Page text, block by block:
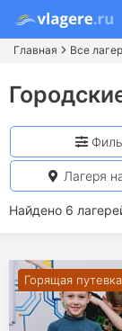
Главная Все
Найдено 6
Лагеря
Горящая путевка